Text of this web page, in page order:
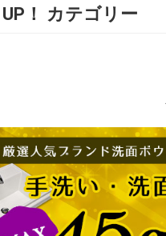
UP！ カテゴリー